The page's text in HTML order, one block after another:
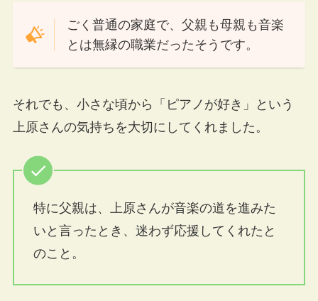
ごく普通の家庭で、父親も母親も音楽
とは無縁の職業だったそうです。
それでも、小さな頃から「ピアノが好き」という
上原さんの気持ちを大切にしてくれました。
特に父親は、上原さんが音楽の道を進みた
いと言ったとき、迷わず応援してくれたと
のこと。